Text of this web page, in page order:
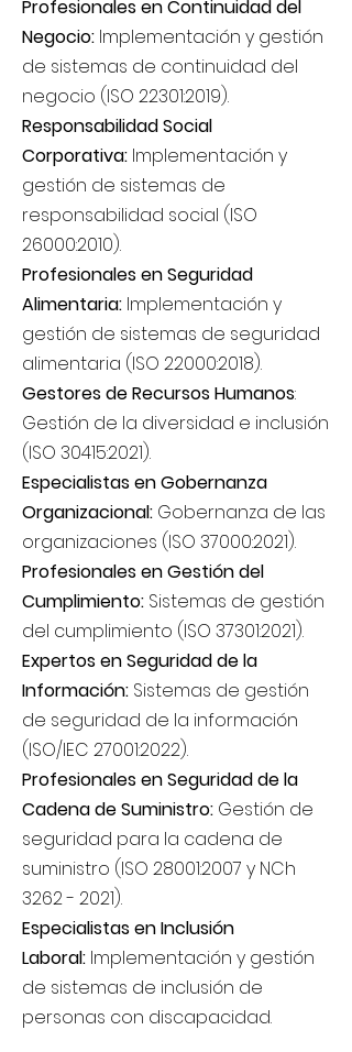
Profesionales en Continuidad del
Negocio: Implementación y gestión
de sistemas de continuidad del
negocio (ISO 22301:2019).
Responsabilidad Social
Corporativa: Implementación y
gestión de sistemas de
responsabilidad social (ISO
26000:2010).
Profesionales en Seguridad
Alimentaria: Implementación y
gestión de sistemas de seguridad
alimentaria (ISO 22000:2018).
Gestores de Recursos Humanos:
Gestión de la diversidad e inclusión
(ISO 30415:2021).
Especialistas en Gobernanza
Organizacional: Gobernanza de las
organizaciones (ISO 37000:2021).
Profesionales en Gestión del
Cumplimiento: Sistemas de gestión
del cumplimiento (ISO 37301:2021).
Expertos en Seguridad de la
Información: Sistemas de gestión
de seguridad de la información
(ISO/IEC 27001:2022).
Profesionales en Seguridad de la
Cadena de Suministro: Gestión de
seguridad para la cadena de
suministro (ISO 28001:2007 y NCh
3262 - 2021).
Especialistas en Inclusión
Laboral: Implementación y gestión
de sistemas de inclusión de
personas con discapacidad.